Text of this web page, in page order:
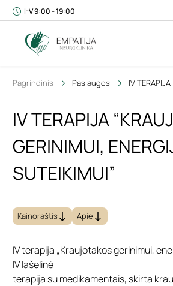
I-V 9:00 - 19:00
Pagrindinis Paslaugos
IV
IV TERAPIJA
GERINIMUI,
SUTEIKIMUI”
Kainoraštis Apie
IV terapija „Kraujotakos gerinimui,
IV lašelinė
terapija su medikamentais, skirta